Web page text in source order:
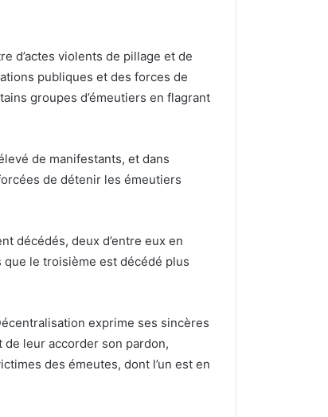
d’actes violents de pillage et de
publiques et des forces de
groupes d’émeutiers en flagrant
de manifestants, et dans
de détenir les émeutiers
décédés, deux d’entre eux en
le troisième est décédé plus
exprime ses sincères
leur accorder son pardon,
des émeutes, dont l’un est en